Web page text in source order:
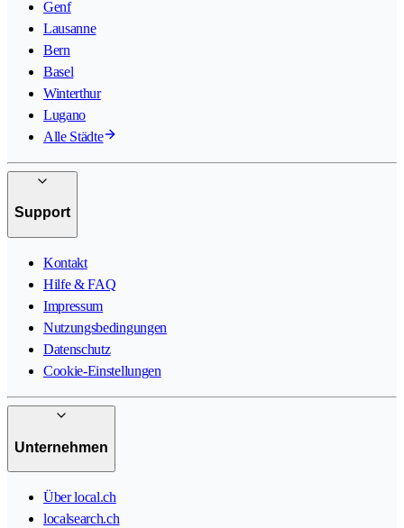
Genf
Lausanne
Bern
Basel
Winterthur
Lugano
Alle Städte
Support
Kontakt
Hilfe & FAQ
Impressum
Nutzungsbedingungen
Datenschutz
Cookie-Einstellungen
Unternehmen
Über local.ch
localsearch.ch